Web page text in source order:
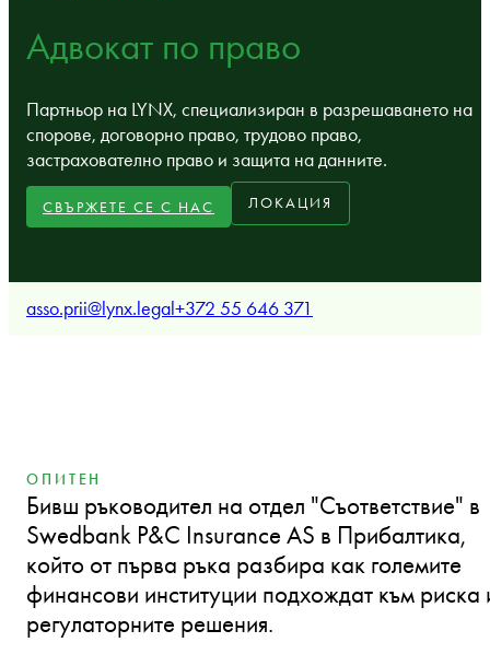
Адвокат по право
Партньор на LYNX, специализиран в разрешаването на
спорове, договорно право, трудово право,
застрахователно право и защита на данните.
СВЪРЖЕТЕ СЕ С НАС ЛОКАЦИЯ
asso.prii@lynx.legal+372 55 646 371
ОПИТЕН
Бивш ръководител на отдел "Съответствие" в
Swedbank P&C Insurance AS в Прибалтика,
който от първа ръка разбира как големите
финансови институции подхождат към риска
регулаторните решения.